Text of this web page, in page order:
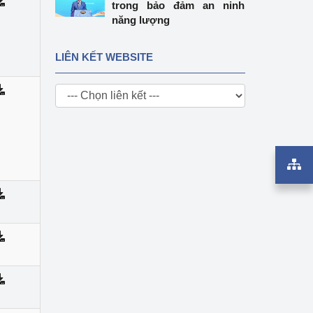
trong bảo đảm an ninh
năng lượng
LIÊN KẾT WEBSITE